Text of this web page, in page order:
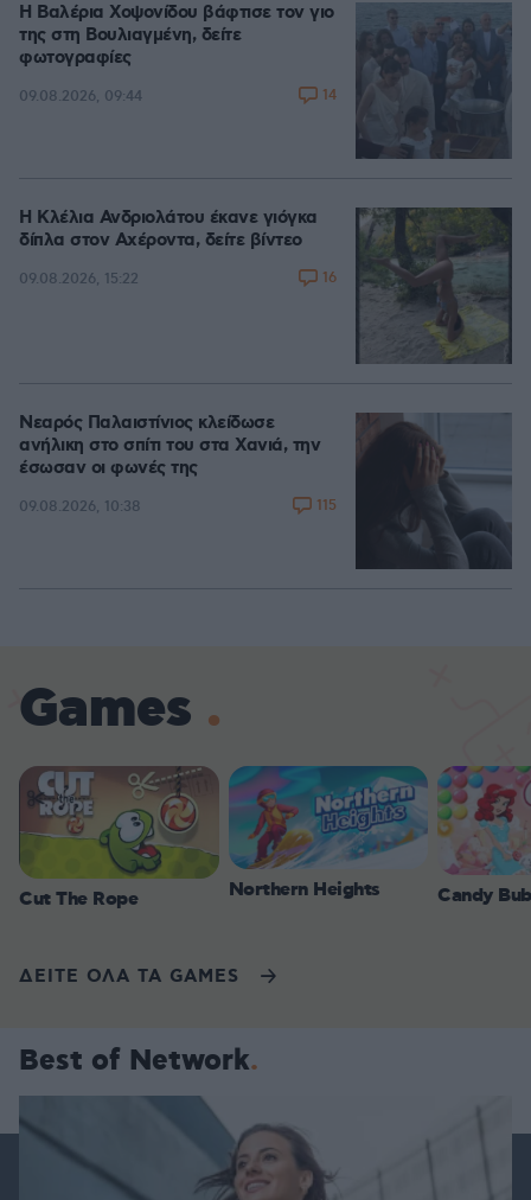
Η Βαλέρια Χοψονίδου βάφτισε τον γιο
της στη Βουλιαγμένη, δείτε
φωτογραφίες
09.08.2026, 09:44 14
Η Κλέλια Ανδριολάτου έκανε γιόγκα
δίπλα στον Αχέροντα, δείτε βίντεο
09.08.2026, 15:22 16
Νεαρός Παλαιστίνιος κλείδωσε
ανήλικη στο σπίτι του στα Χανιά, την
έσωσαν οι φωνές της
09.08.2026, 10:38 115
Games
Cut The Rope Northern Heights Candy
ΔΕΙΤΕ ΟΛΑ ΤΑ GAMES
Best of Network